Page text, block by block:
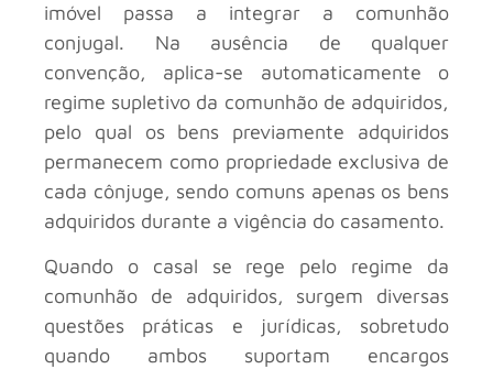
imóvel passa a integrar a comunhão
conjugal. Na ausência de qualquer
convenção, aplica-se automaticamente o
regime supletivo da comunhão de adquiridos,
pelo qual os bens previamente adquiridos
permanecem como propriedade exclusiva de
cada cônjuge, sendo comuns apenas os bens
adquiridos durante a vigência do casamento.
Quando o casal se rege pelo regime da
comunhão de adquiridos, surgem diversas
questões práticas e jurídicas, sobretudo
quando ambos suportam encargos